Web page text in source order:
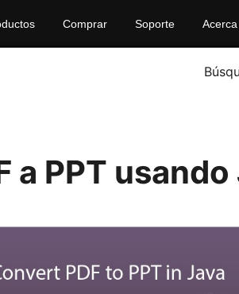
Comprar Soporte
a PPT usando